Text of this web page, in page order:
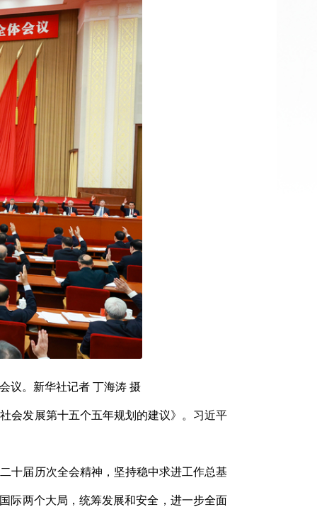
议。新华社记者 丁海涛 摄
会发展第十五个五年规划的建议》。习近平
十届历次全会精神，坚持稳中求进工作总基
际两个大局，统筹发展和安全，进一步全面